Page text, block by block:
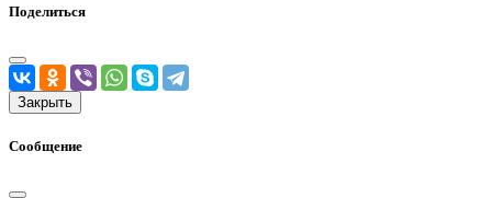
Поделиться
Закрыть
Сообщение